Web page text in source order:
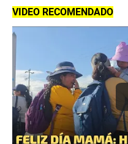
VIDEO RECOMENDADO